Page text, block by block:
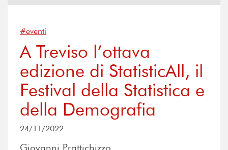
#eventi
A Treviso l’ottava
edizione di StatisticAll, il
Festival della Statistica e
della Demografia
24/11/2022
Giovanni Prattichizzo